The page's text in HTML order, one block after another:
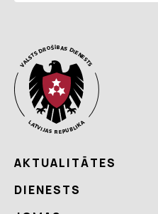
AKTUALITĀTES
DIENESTS